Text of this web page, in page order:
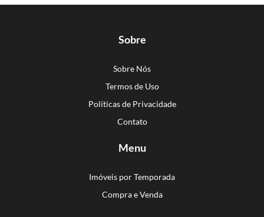
Sobre
Sobre Nós
Termos de Uso
Políticas de Privacidade
Contato
Menu
Imóveis por Temporada
Compra e Venda